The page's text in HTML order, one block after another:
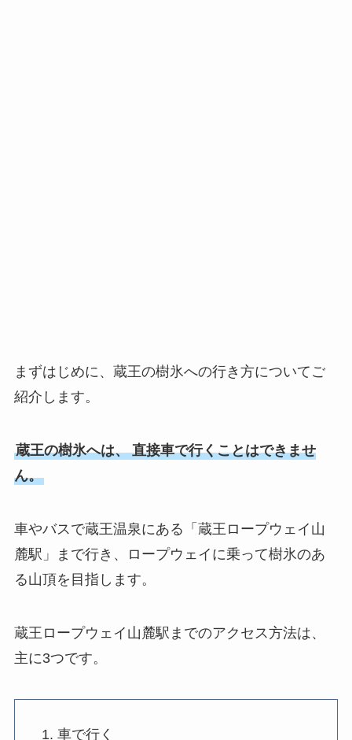
まずはじめに、蔵王の樹氷への行き方についてご
紹介します。
蔵王の樹氷へは、 直接車で行くことはできませ
ん。
車やバスで蔵王温泉にある「蔵王ロープウェイ山
麓駅」まで行き、ロープウェイに乗って樹氷のあ
る山頂を目指します。
蔵王ロープウェイ山麓駅までのアクセス方法は、
主に3つです。
車で行く